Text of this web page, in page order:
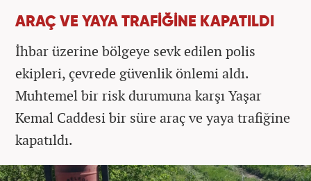
ARAÇ VE YAYA TRAFİĞİNE KAPATILDI
İhbar üzerine bölgeye sevk edilen polis
ekipleri, çevrede güvenlik önlemi aldı.
Muhtemel bir risk durumuna karşı Yaşar
Kemal Caddesi bir süre araç ve yaya trafiğine
kapatıldı.